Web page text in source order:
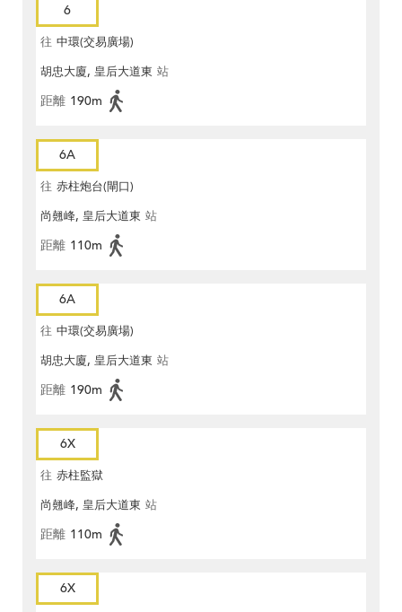
6
往 中環(交易廣場)
胡忠大廈, 皇后大道東 站
距離 190m
6A
往 赤柱炮台(閘口)
尚翹峰, 皇后大道東 站
距離 110m
6A
往 中環(交易廣場)
胡忠大廈, 皇后大道東 站
距離 190m
6X
往 赤柱監獄
尚翹峰, 皇后大道東 站
距離 110m
6X